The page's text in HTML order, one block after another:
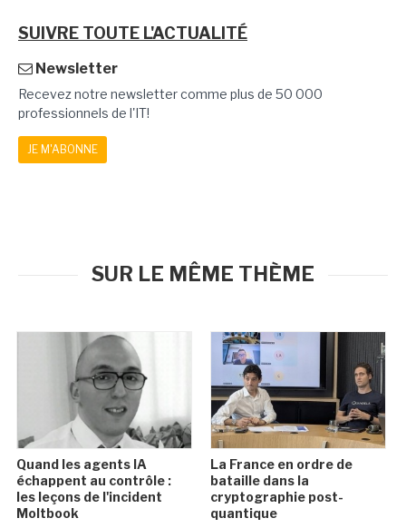
SUIVRE TOUTE L'ACTUALITÉ
Newsletter
Recevez notre newsletter comme plus de 50 000
professionnels de l'IT!
JE M'ABONNE
SUR LE MÊME THÈME
Quand les agents IA
échappent au contrôle :
les leçons de l'incident
Moltbook
La France en ordre de
bataille dans la
cryptographie post-
quantique